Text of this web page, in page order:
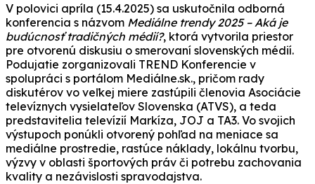
V polovici apríla (15.4.2025) sa uskutočnila odborná
konferencia s názvom Mediálne trendy 2025 – Aká je
budúcnosť tradičných médií?, ktorá vytvorila priestor
pre otvorenú diskusiu o smerovaní slovenských médií.
Podujatie zorganizovali TREND Konferencie v
spolupráci s portálom Mediálne.sk., pričom rady
diskutérov vo veľkej miere zastúpili členovia Asociácie
televíznych vysielateľov Slovenska (ATVS), a teda
predstavitelia televízií Markíza, JOJ a TA3. Vo svojich
výstupoch ponúkli otvorený pohľad na meniace sa
mediálne prostredie, rastúce náklady, lokálnu tvorbu,
výzvy v oblasti športových práv či potrebu zachovania
kvality a nezávislosti spravodajstva.